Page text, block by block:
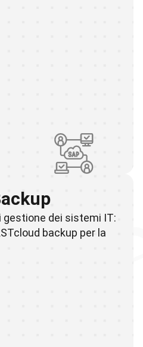
gestione dei sistemi IT:
backup per la